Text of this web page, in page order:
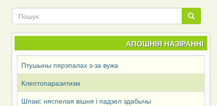
Пошук
Пошук
АПОШНІЯ НАЗІРАННІ
Птушыны пярэпалах з-за вужа
Клептопаразитизм
Шпакі: няспелая вішня і падзел здабычы